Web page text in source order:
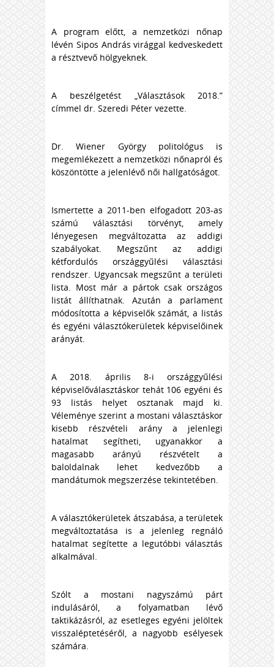
A program előtt, a nemzetközi nőnap
lévén Sipos András virággal kedveskedett
a résztvevő hölgyeknek.
A beszélgetést „Választások 2018.”
címmel dr. Szeredi Péter vezette.
Dr. Wiener György politológus is
megemlékezett a nemzetközi nőnapról és
köszöntötte a jelenlévő női hallgatóságot.
Ismertette a 2011-ben elfogadott 203-as
számú választási törvényt, amely
lényegesen megváltozatta az addigi
szabályokat. Megszűnt az addigi
kétfordulós országgyűlési választási
rendszer. Ugyancsak megszűnt a területi
lista. Most már a pártok csak országos
listát állíthatnak. Azután a parlament
módosította a képviselők számát, a listás
és egyéni választókerületek képviselőinek
arányát.
A 2018. április 8-i országgyűlési
képviselőválasztáskor tehát 106 egyéni és
93 listás helyet osztanak majd ki.
Véleménye szerint a mostani választáskor
kisebb részvételi arány a jelenlegi
hatalmat segítheti, ugyanakkor a
magasabb arányú részvételt a
baloldalnak lehet kedvezőbb a
mandátumok megszerzése tekintetében.
A választókerületek átszabása, a területek
megváltoztatása is a jelenleg regnáló
hatalmat segítette a legutóbbi választás
alkalmával.
Szólt a mostani nagyszámú párt
indulásáról, a folyamatban lévő
taktikázásról, az esetleges egyéni jelöltek
visszaléptetéséről, a nagyobb esélyesek
számára.